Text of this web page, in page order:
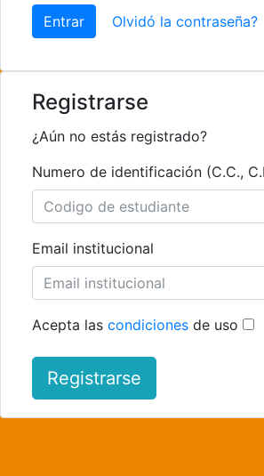
Entrar Olvidó la contraseña?
Registrarse
¿Aún no estás registrado?
Numero de identificación (C.C.,
Email institucional
Acepta las condiciones de uso
Registrarse